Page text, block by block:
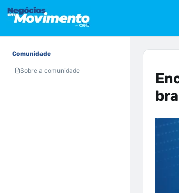
Comunidade
Sobre a comunidade